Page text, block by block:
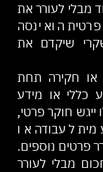
מבלי לעורר את
הוא ינסה
שיקדם את
חקירה תחת
כללי או מידע
חוקר פרטי,
לעבודה או
פרטים נוספים.
מבלי לעורר